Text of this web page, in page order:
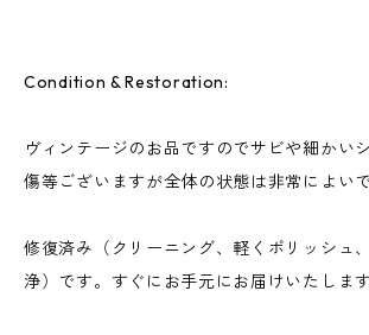
Condition & Restoration:
ヴィンテージのお品ですのでサビや細かい
傷等ございますが全体の状態は非常によい
修復済み（クリーニング、軽くポリッシュ
浄）です。すぐにお手元にお届けいたしま